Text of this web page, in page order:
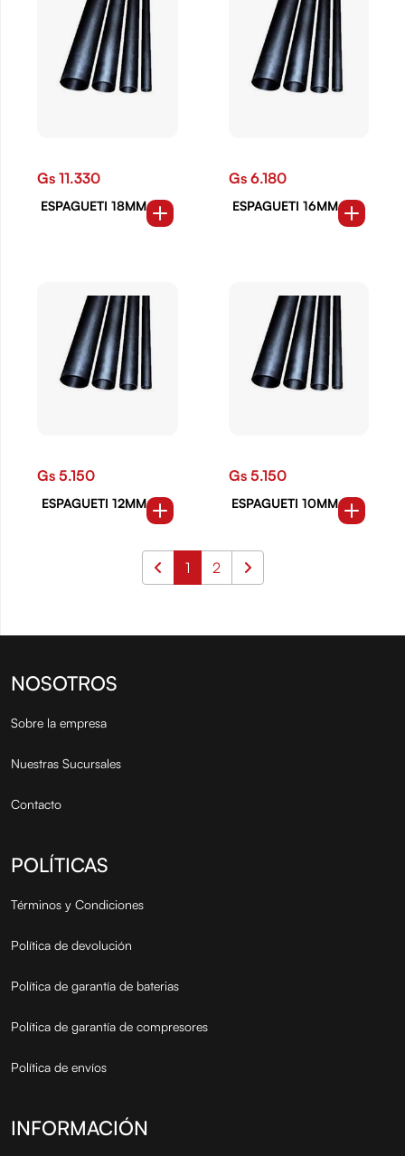
Gs 11.330
ESPAGUETI 18MM
Gs 6.180
ESPAGUETI 16MM
Gs 5.150
ESPAGUETI 12MM
Gs 5.150
ESPAGUETI 10MM
1 2
NOSOTROS
Sobre la empresa
Nuestras Sucursales
Contacto
POLÍTICAS
Términos y Condiciones
Política de devolución
Política de garantía de baterias
Política de garantía de compresores
Política de envíos
INFORMACIÓN